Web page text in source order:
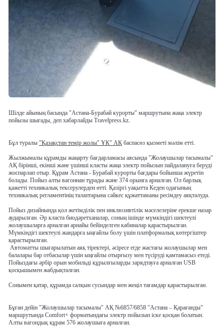
Шілде айының басында "Астана-Бурабай курорты" маршрутына жаңа электр
пойызы шығады, деп хабарлайды Travelpress.kz.
Бұл туралы "Қазақстан темір жолы" ҰК" АҚ баспасөз қызметі мәлім етті.
Жылжымалы құрамды жаңарту бағдарламасы аясында "Жолаушылар тасымалы"
АҚ бірінші, екінші және үшінші класты жаңа электр пойызын пайдалануға беруді
жоспарлап отыр. Құрам Астана - Бурабай курорты бағдары бойынша жүретін
болады. Пойыз алты вагоннан тұрады және 374 орынға арналған. Ол барлық
қажетті техникалық тексерулерден өтті. Қазіргі уақытта Кеден одағының
техникалық регламентінің талаптарына сәйкес құжаттаманы ресімдеу аяқталуда.
Пойыз дизайнында қол жетімділік пен инклюзивтілік мәселелеріне ерекше назар
аударылған. Әр класта биодәретханалар, соның ішінде мүмкіндігі шектеулі
жолаушыларға арналған арнайы бейінделген кабиналар қарастырылған.
Мүмкіндігі шектеулі жандарға ыңғайлы болу үшін платформалық көтергіштер
қарастырылған.
Автоматты шығарылатын аяқ тіректері, әсіресе егде жастағы жолаушылар мен
балалары бар отбасылар үшін ыңғайлы отырғызу мен түсіруді қамтамасыз етеді.
Пойыздағы әрбір орын мобильді құрылғыларды зарядтауға арналған USB
қосқышымен жабдықталған.
Сонымен қатар, құрамда салқын сусындар мен жеңіл тағамдар қарастырылған.
Бұған дейін "Жолаушылар тасымалы" АҚ №6857/6858 "Астана – Қарағанды"
маршрутында Сomfort+ форматындағы электр пойызын іске қосқан болатын.
Алты вагондық құрам 576 жолаушыға арналған.